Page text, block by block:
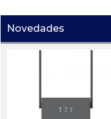
Novedades